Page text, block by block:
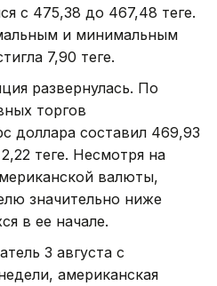
с 475,38 до 467,48 теңге.
и минимальным
7,90 теңге.
развернулась. По
торгов
доллара составил 469,93
теңге. Несмотря на
валюты,
значительно ниже
в ее начале.
3 августа с
американская